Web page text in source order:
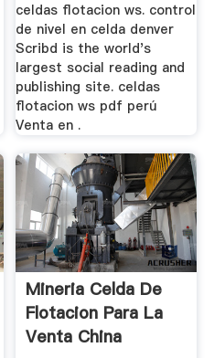
celdas flotacion ws. control
de nivel en celda denver
Scribd is the world's
largest social reading and
publishing site. celdas
flotacion ws pdf perú
Venta en .
Mineria Celda De
Flotacion Para La
Venta China